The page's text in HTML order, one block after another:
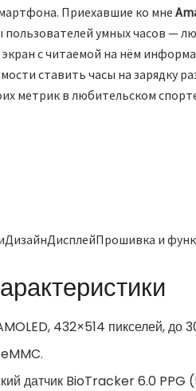
Приехавшие ко мне
пользователей умных часов —
с читаемой на нём
ставить часы на зарядку
метрик в любительском
и
432×514 пикселей, до
датчик BioTracker 6.0 PPG